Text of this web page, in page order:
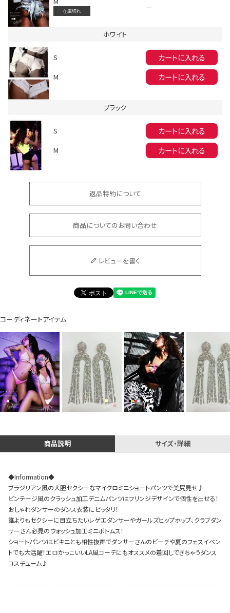
DANCE MOVIE
Instagram LIVE items
スタッフコーディネート
在庫切れ —
ホワイト
S カートに入れる
M カートに入れる
ブラック
S カートに入れる
M カートに入れる
返品特約について
商品についてのお問い合わせ
レビューを書く
コーディネートアイテム
商品説明 サイズ・詳細
◆Information◆
ブラジリアン風の大胆セクシーなマイクロミニショートパンツで美尻見せ♪
ビンテージ風のクラッシュ加工デニムパンツはフリンジデザインで個性を出せる！
おしゃれダンサーのダンス衣装にピッタリ！
誰よりもセクシーに目立ちたいレゲエダンサーやガールズヒップホップ、クラブダン
サーさん必見のウォッシュ加工ミニボトムス！
ショートパンツはビキニとも相性抜群でダンサーさんのビーチや夏のフェスイベン
トでも大活躍！エロかっこいいLA風コーデにもオススメの着回しできちゃうダンス
コスチューム♪